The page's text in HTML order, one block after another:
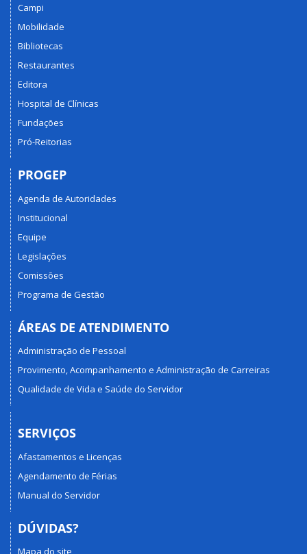
Campi
Mobilidade
Bibliotecas
Restaurantes
Editora
Hospital de Clínicas
Fundações
Pró-Reitorias
PROGEP
Agenda de Autoridades
Institucional
Equipe
Legislações
Comissões
Programa de Gestão
ÁREAS DE ATENDIMENTO
Administração de Pessoal
Provimento, Acompanhamento e Administração de Carreiras
Qualidade de Vida e Saúde do Servidor
SERVIÇOS
Afastamentos e Licenças
Agendamento de Férias
Manual do Servidor
DÚVIDAS?
Mapa do site